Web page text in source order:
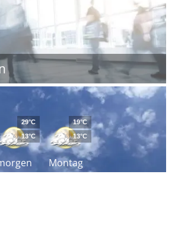
29°C
13°C
Montag
19°C
13°C